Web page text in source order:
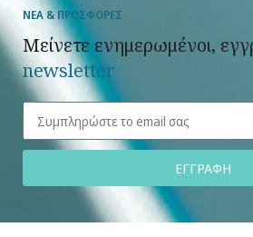
ΝΕΑ & ΠΡΟΣΦΟΡΕΣ
Μείνετε ενημερωμένοι,
newsletter
ΕΓΓΡΑΦΗ